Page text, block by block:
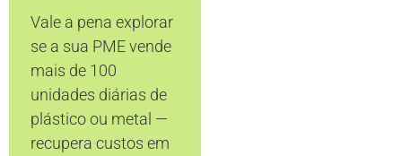
Vale a pena explorar
se a sua PME vende
mais de 100
unidades diárias de
plástico ou metal —
recupera custos em